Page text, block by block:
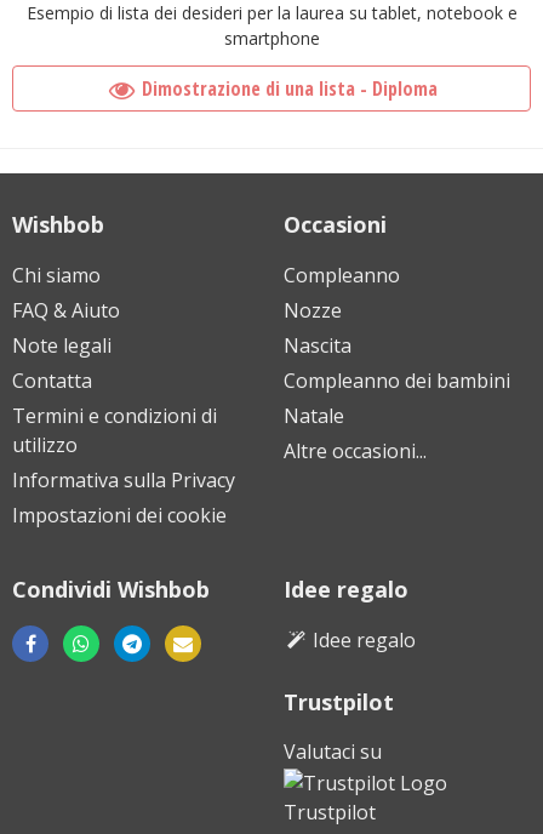
Esempio di lista dei desideri per la laurea su tablet, notebook e
smartphone
Dimostrazione di una lista - Diploma
Wishbob
Chi siamo
FAQ & Aiuto
Note legali
Contatta
Termini e condizioni di
utilizzo
Informativa sulla Privacy
Impostazioni dei cookie
Occasioni
Compleanno
Nozze
Nascita
Compleanno dei bambini
Natale
Altre occasioni...
Condividi Wishbob Idee regalo
Idee regalo
Trustpilot
Valutaci su
Trustpilot